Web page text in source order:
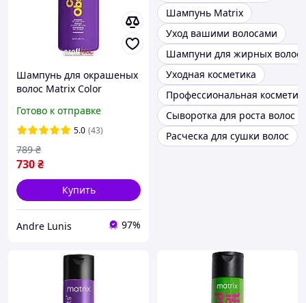
Шампунь для окрашеных
волос Matrix Color
мл
Готово к отправке
5.0 (43)
730₴
789 ₴
Купить
Andre Lunis 97%
Шампунь Matrix
Уход вашими волосами
Шампуни для жирных волос
Уходная косметика
Профессиональная
Сыворотка для роста волос
Расческа для сушки волос